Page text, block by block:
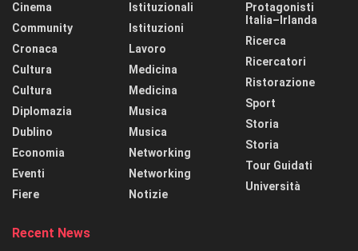
Cinema
Community
Cronaca
Cultura
Cultura
Diplomazia
Dublino
Economia
Eventi
Fiere
Istituzionali
Istituzioni
Lavoro
Medicina
Medicina
Musica
Musica
Networking
Networking
Notizie
Protagonisti
Italia–Irlanda
Ricerca
Ricercatori
Ristorazione
Sport
Storia
Storia
Tour Guidati
Università
Recent News